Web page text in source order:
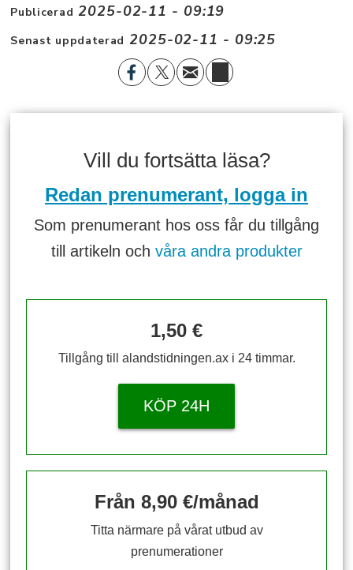
Publicerad 2025-02-11 - 09:19
Senast uppdaterad 2025-02-11 - 09:25
Vill du fortsätta läsa?
Redan prenumerant, logga in
Som prenumerant hos oss får du tillgång
till artikeln och våra andra produkter
1,50 €
Tillgång till alandstidningen.ax i 24 timmar.
KÖP 24H
Från 8,90 €/månad
Titta närmare på vårat utbud av
prenumerationer